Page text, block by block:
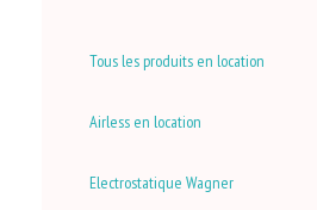
Tous les produits en location
Airless en location
Electrostatique Wagner